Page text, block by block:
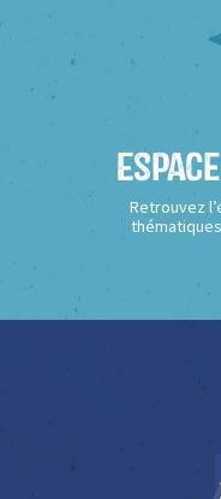
Retrouvez